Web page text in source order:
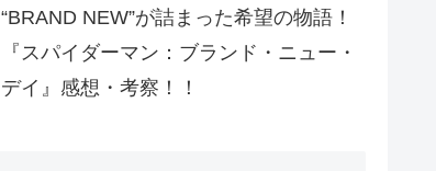
“BRAND NEW”が詰まった希望の物語！
『スパイダーマン：ブランド・ニュー・
デイ』感想・考察！！